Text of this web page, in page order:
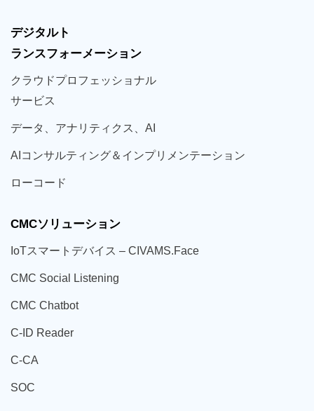
デジタルト
ランスフォーメーション
クラウドプロフェッショナル
サービス
データ、 アナリティクス、 AI
AIコンサルティング＆ インプリメンテーション
ローコード
CMCソリューション
IoTスマートデバイス – CIVAMS.Face
CMC Social Listening
CMC Chatbot
C-ID Reader
C-CA
SOC